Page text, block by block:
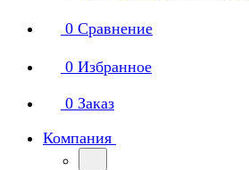
0 Сравнение
0 Избранное
0 Заказ
Компания